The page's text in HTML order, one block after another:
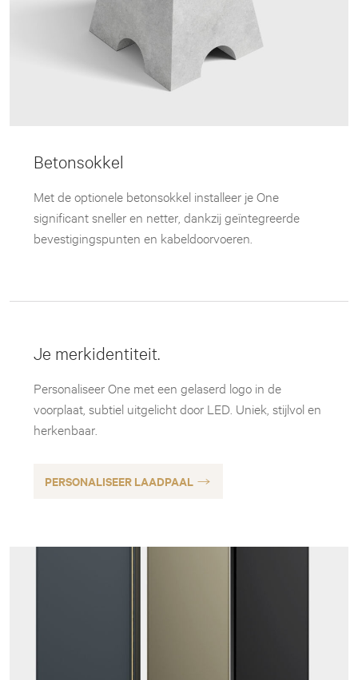
Betonsokkel
Met de optionele betonsokkel installeer je One
significant sneller en netter, dankzij geïntegreerde
bevestigingspunten en kabeldoorvoeren.
Je merkidentiteit.
Personaliseer One met een gelaserd logo in de
voorplaat, subtiel uitgelicht door LED. Uniek, stijlvol en
herkenbaar.
PERSONALISEER LAADPAAL